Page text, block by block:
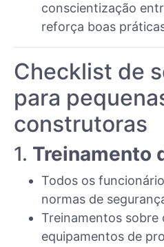
conscientização
reforça boas
Checklist de
para
construtoras
1. Treinamento
Todos os
normas de
Treinamentos sobre
equipamentos de